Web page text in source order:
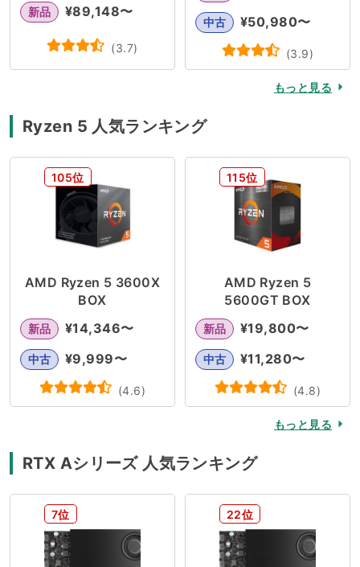
新品 ¥89,148〜
(3.7)
中古 ¥50,980〜
(3.9)
もっと見る
Ryzen 5 人気ランキング
105位
AMD Ryzen 5 3600X
BOX
新品 ¥14,346〜
中古 ¥9,999〜
(4.6)
115位
AMD Ryzen 5
5600GT BOX
新品 ¥19,800〜
中古 ¥11,280〜
(4.8)
もっと見る
RTX Aシリーズ 人気ランキング
7位 22位